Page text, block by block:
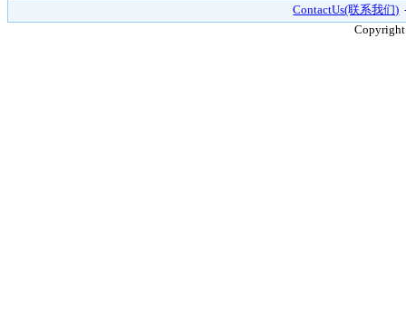
ContactUs(联系我们)